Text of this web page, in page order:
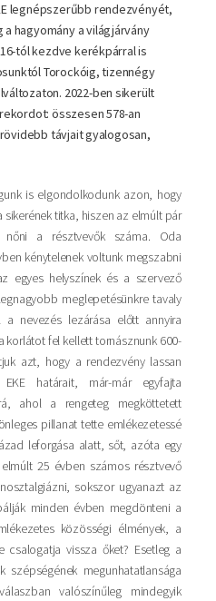
legnépszerűbb rendezvényét,
hagyomány a világjárvány
tól kezdve kerékpárral is
Torockóig, tizennégy
2022-ben sikerült
összesen 578-an
távjait gyalogosan,
is elgondolkodunk azon, hogy
titka, hiszen az elmúlt pár
nőni a résztvevők száma. Oda
kénytelenek voltunk megszabni
egyes helyszínek és a szervező
meglepetésünkre tavaly
nevezés lezárása előtt annyira
fel kellett tornásznunk 600-
azt, hogy a rendezvény lassan
határait, már-már egyfajta
ahol a rengeteg megköttetett
pillanat tette emlékezetessé
leforgása alatt, sőt, azóta egy
25 évben számos résztvevő
sokszor ugyanazt az
minden évben megdönteni a
közösségi élmények, a
csalogatja vissza őket? Esetleg a
szépségének megunhatatlansága
valószínűleg mindegyik